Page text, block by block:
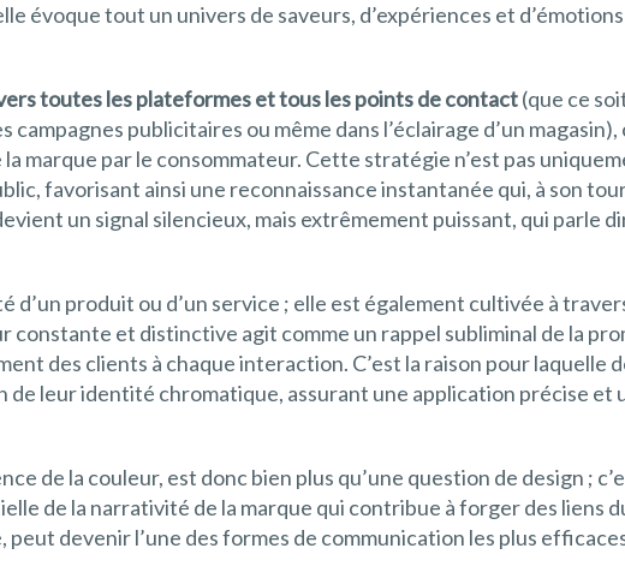
évoque tout un univers de saveurs, d’expériences et
toutes les plateformes et tous les points de contact(que ce
campagnes publicitaires ou même dans l’éclairage d’un magasin),
marque par le consommateur. Cette stratégie n’est pas
favorisant ainsi une reconnaissance instantanée qui, à son
un signal silencieux, mais extrêmement puissant, qui parle
d’un produit ou d’un service ; elle est également cultivée à
et distinctive agit comme un rappel subliminal de la
des clients à chaque interaction. C’est la raison pour laquelle
leur identité chromatique, assurant une application précise et
de la couleur, est donc bien plus qu’une question de design ;
de la narrativité de la marque qui contribue à forger des liens
peut devenir l’une des formes de communication les plus